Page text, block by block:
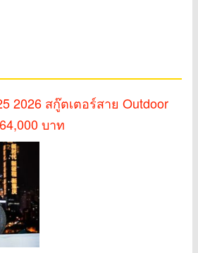
2026 สกู๊ตเตอร์สาย Outdoor
บาท